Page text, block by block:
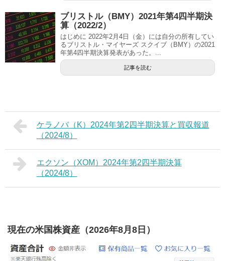
ブリストル（BMY）2021年第4四半期決
算（2022/2）
はじめに 2022年2月4日（金）には自分の所有してい
るブリストル・マイヤーズ スクイブ（BMY）の2021
年第4四半期決算発表があった。...
記事を読む
ケラノバ（K）2024年第2四半期決算と買収報道
（2024/8）
エクソン（XOM）2024年第2四半期決算
（2024/8）
現在の米国株資産（2026年8月8日）